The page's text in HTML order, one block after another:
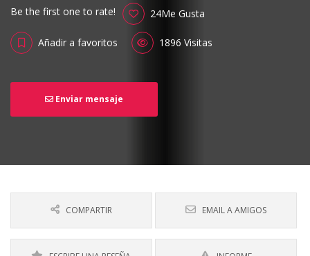
Be the first one to rate! 24Me Gusta
Añadir a favoritos 1896 Visitas
Enviar mensaje
COMPARTIR EMAIL A AMIGOS